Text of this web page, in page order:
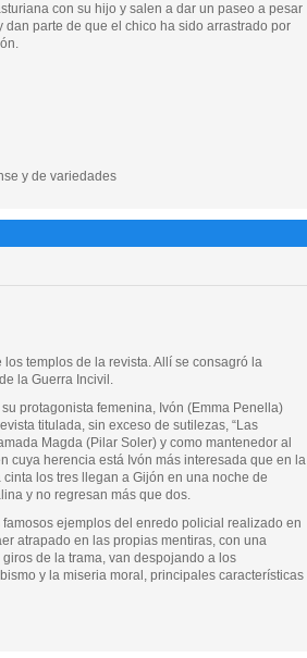
con su hijo y salen a dar un paseo a pesar
parte de que el chico ha sido arrastrado por
y de variedades
templos de la revista. Allí se consagró la
la Guerra Incivil.
protagonista femenina, Ivón (Emma Penella)
titulada, sin exceso de sutilezas, “Las
Magda (Pilar Soler) y como mantenedor al
cuya herencia está Ivón más interesada que en la
los tres llegan a Gijón en una noche de
y no regresan más que dos.
ejemplos del enredo policial realizado en
atrapado en las propias mentiras, con una
de la trama, van despojando a los
y la miseria moral, principales características